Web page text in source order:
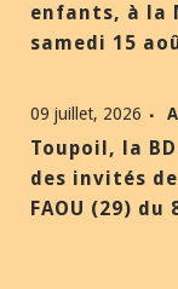
enfants, à la
samedi 15
09 juillet, 2026
Toupoil, la
des invités de
FAOU (29)